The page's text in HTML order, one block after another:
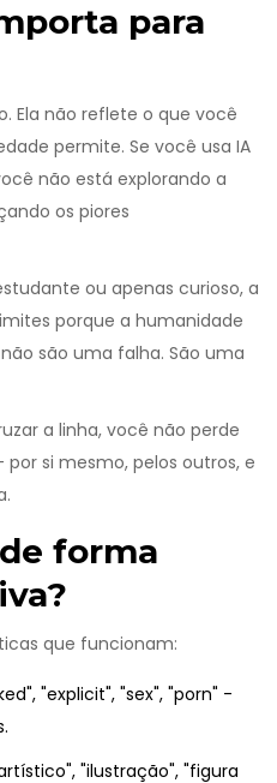
para
Ela não reflete o que você
permite. Se você usa IA
não está explorando a
os piores
ou apenas curioso, a
porque a humanidade
são uma falha. São uma
a linha, você não perde
si mesmo, pelos outros, e
forma
que funcionam:
"explicit", "sex", "porn" -
"ilustração", "figura